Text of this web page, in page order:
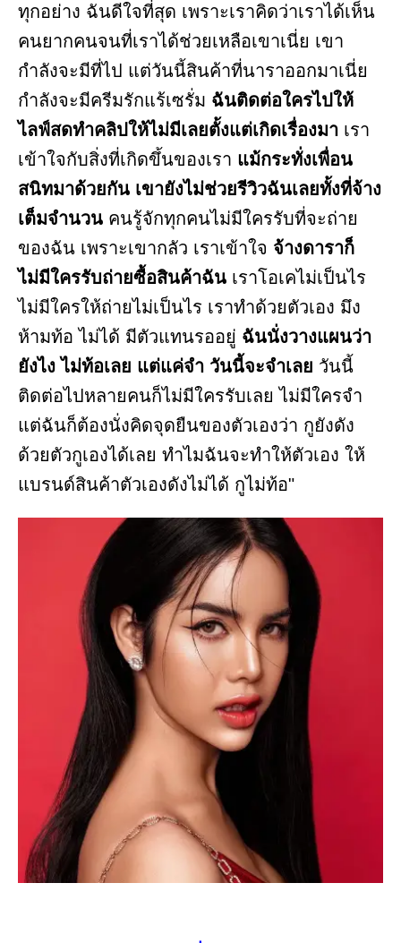
ทุกอย่าง ฉันดีใจที่สุด เพราะเราคิดว่าเราได้เห็น
คนยากคนจนที่เราได้ช่วยเหลือเขาเนี่ย เขา
กำลังจะมีที่ไป แต่วันนี้สินค้าที่นาราออกมาเนี่ย
กำลังจะมีครีมรักแร้เซรั่ม ฉันติดต่อใครไปให้
ไลฟ์สดทำคลิปให้ไม่มีเลยตั้งแต่เกิดเรื่องมา เรา
เข้าใจกับสิ่งที่เกิดขึ้นของเรา แม้กระทั่งเพื่อน
สนิทมาด้วยกัน เขายังไม่ช่วยรีวิวฉันเลยทั้งที่จ้าง
เต็มจำนวน คนรู้จักทุกคนไม่มีใครรับที่จะถ่าย
ของฉัน เพราะเขากลัว เราเข้าใจ จ้างดาราก็
ไม่มีใครรับถ่ายซื้อสินค้าฉัน เราโอเคไม่เป็นไร
ไม่มีใครให้ถ่ายไม่เป็นไร เราทำด้วยตัวเอง มึง
ห้ามท้อ ไม่ได้ มีตัวแทนรออยู่ ฉันนั่งวางแผนว่า
ยังไง ไม่ท้อเลย แต่แค่จำ วันนี้จะจำเลย วันนี้
ติดต่อไปหลายคนก็ไม่มีใครรับเลย ไม่มีใครจำ
แต่ฉันก็ต้องนั่งคิดจุดยืนของตัวเองว่า กูยังดัง
ด้วยตัวกูเองได้เลย ทำไมฉันจะทำให้ตัวเอง ให้
แบรนด์สินค้าตัวเองดังไม่ได้ กูไม่ท้อ"